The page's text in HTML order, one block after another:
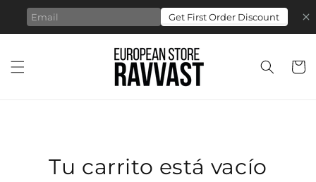
Carrito
Tu carrito está vacío